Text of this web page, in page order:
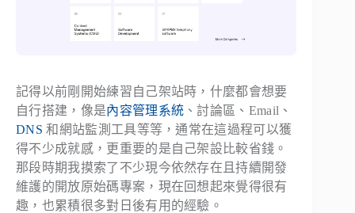
記得以前剛開始練習自己架站時，什麼都會想要
自行搭建，像是內容管理系統 、討論區、Email、
DNS 和網站監測工具等等，通常在這過程可以獲
得不少成就感，更重要的是自己架設比較省錢。
那段時期我摸索了不少現今依然存在且持續開發
維護的開放原始碼專案，現在回想起來覺得很有
趣，也累積很多對日後有用的經驗。